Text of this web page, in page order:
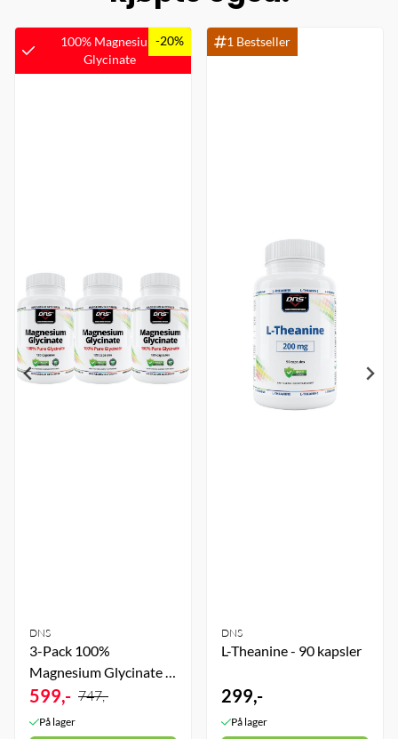
100% Magnesium
Glycinate
-20%
DNS
3-Pack 100%
Magnesium Glycinate -
3 x 120 kapsler
599,- 747,-
På lager
1 Bestseller
DNS
L-Theanine - 90 kapsler
299,-
På lager